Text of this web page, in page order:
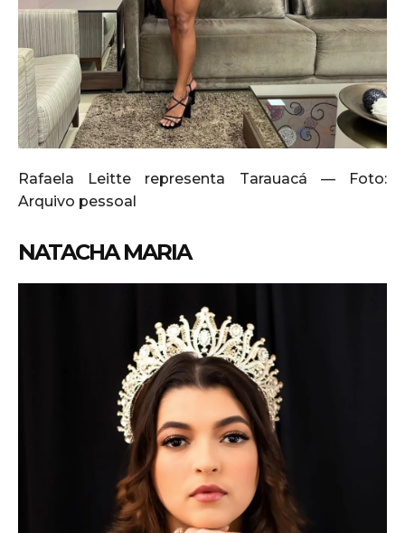
Rafaela Leitte representa Tarauacá — Foto:
Arquivo pessoal
NATACHA MARIA